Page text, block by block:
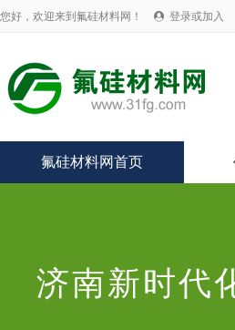
您好，欢迎来到氟硅材料网！  登录或加入
氟硅材料网首页
济南新时代